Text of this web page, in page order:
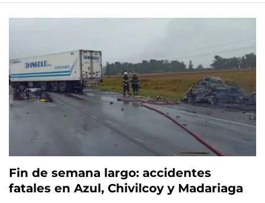
Fin de semana largo: accidentes
fatales en Azul, Chivilcoy y Madariaga